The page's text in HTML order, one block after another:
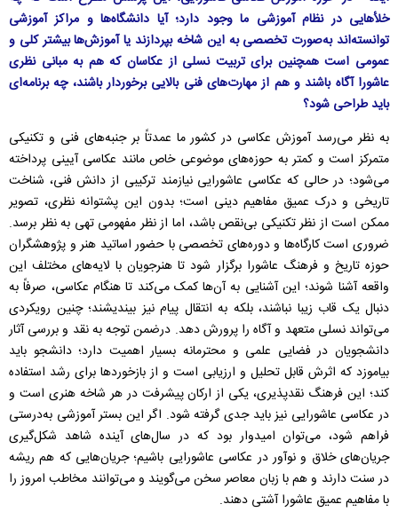
خلأهایی در نظام آموزشی ما وجود دارد؛ آیا دانشگاه‌ها و مراکز آموزشی
توانسته‌اند به‌صورت تخصصی به این شاخه بپردازند یا آموزش‌ها بیشتر کلی و
عمومی است همچنین برای تربیت نسلی از عکاسان که هم به مبانی نظری
عاشورا آگاه باشند و هم از مهارت‌های فنی بالایی برخوردار باشند، چه برنامه‌ای
باید طراحی شود؟
به نظر می‌رسد آموزش عکاسی در کشور ما عمدتاً بر جنبه‌های فنی و تکنیکی
متمرکز است و کمتر به حوزه‌های موضوعی خاص مانند عکاسی آیینی پرداخته
می‌شود؛ در حالی که عکاسی عاشورایی نیازمند ترکیبی از دانش فنی، شناخت
تاریخی و درک عمیق مفاهیم دینی است؛ بدون این پشتوانه نظری، تصویر
ممکن است از نظر تکنیکی بی‌نقص باشد، اما از نظر مفهومی تهی به نظر برسد.
ضروری است کارگاه‌ها و دوره‌های تخصصی با حضور اساتید هنر و پژوهشگران
حوزه تاریخ و فرهنگ عاشورا برگزار شود تا هنرجویان با لایه‌های مختلف این
واقعه آشنا شوند؛ این آشنایی به آن‌ها کمک می‌کند تا هنگام عکاسی، صرفاً به
دنبال یک قاب زیبا نباشند، بلکه به انتقال پیام نیز بیندیشند؛ چنین رویکردی
می‌تواند نسلی متعهد و آگاه را پرورش دهد. درضمن توجه به نقد و بررسی آثار
دانشجویان در فضایی علمی و محترمانه بسیار اهمیت دارد؛ دانشجو باید
بیاموزد که اثرش قابل تحلیل و ارزیابی است و از بازخوردها برای رشد استفاده
کند؛ این فرهنگ نقدپذیری، یکی از ارکان پیشرفت در هر شاخه هنری است و
در عکاسی عاشورایی نیز باید جدی گرفته شود. اگر این بستر آموزشی به‌درستی
فراهم شود، می‌توان امیدوار بود که در سال‌های آینده شاهد شکل‌گیری
جریان‌های خلاق و نوآور در عکاسی عاشورایی باشیم؛ جریان‌هایی که هم ریشه
در سنت دارند و هم با زبان معاصر سخن می‌گویند و می‌توانند مخاطب امروز را
با مفاهیم عمیق عاشورا آشتی دهند.